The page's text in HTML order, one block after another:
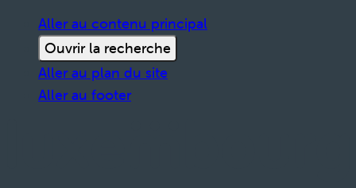
Aller au contenu principal
Ouvrir la recherche
Aller au plan du site
Aller au footer